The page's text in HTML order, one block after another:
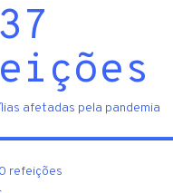
afetadas pela pandemia
refeições